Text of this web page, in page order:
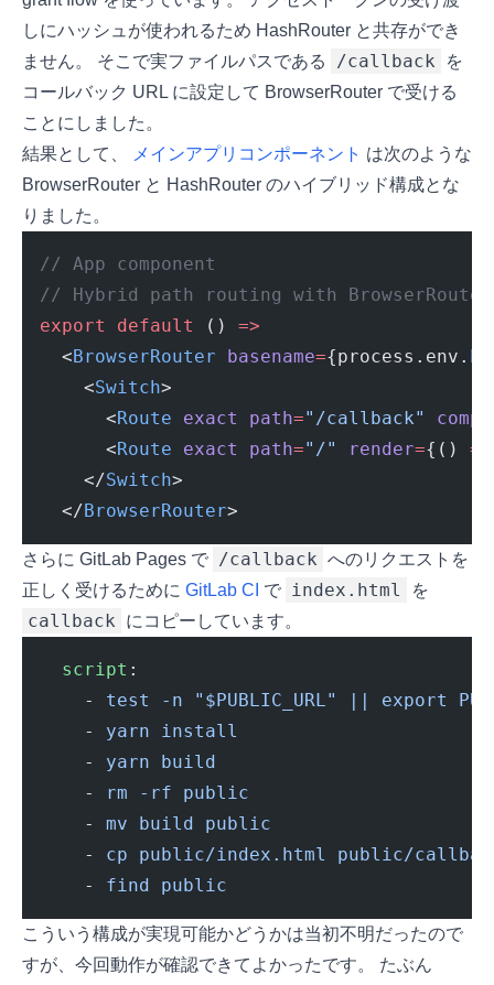
しにハッシュが使われるため HashRouter と共存ができ
ません。 そこで実ファイルパスである
/callback
を
コールバック URL に設定して BrowserRouter で受ける
ことにしました。
結果として、
メインアプリコンポーネント は次のような
BrowserRouter と HashRouter のハイブリッド構成とな
りました。
// App component
// Hybrid path routing with
export
default () =>
  <
BrowserRouter basename={process.env.
    <
Switch>
      <
Route exact path="/callback"
      <
Route exact path="/" render={() =>
    </
Switch>
  </
BrowserRouter>
さらに GitLab Pages で /callback へのリクエストを
正しく受けるために GitLab CI で index.html を
callback にコピーしています。
script :
    -
test -n "$PUBLIC_URL" || export
    -
yarn install
    -
yarn build
    -
rm -rf public
    -
mv build public
    -
cp public/index.html public/
    -
find public
こういう構成が実現可能かどうかは当初不明だったので
すが、今回動作が確認できてよかったです。 たぶん